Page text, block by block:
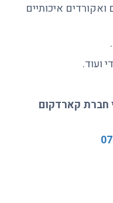
איכותיים
ועוד.
חברת קארדקום